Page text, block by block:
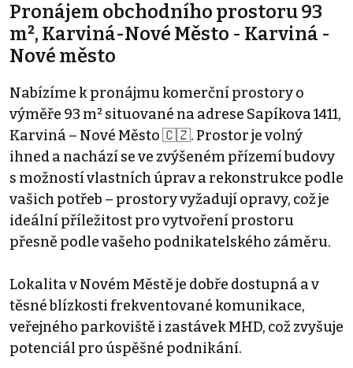
Pronájem obchodního prostoru 93
m², Karviná-Nové Město - Karviná -
Nové město
Nabízíme k pronájmu komerční prostory o
výměře 93 m² situované na adrese Sapíkova 1411,
Karviná – Nové Město 🇨🇿. Prostor je volný
ihned a nachází se ve zvýšeném přízemí budovy
s možností vlastních úprav a rekonstrukce podle
vašich potřeb – prostory vyžadují opravy, což je
ideální příležitost pro vytvoření prostoru
přesně podle vašeho podnikatelského záměru.
Lokalita v Novém Městě je dobře dostupná a v
těsné blízkosti frekventované komunikace,
veřejného parkoviště i zastávek MHD, což zvyšuje
potenciál pro úspěšné podnikání.